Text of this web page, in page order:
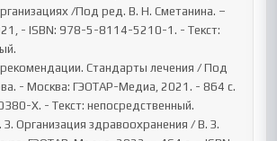
/Под ред. В. Н. Сметанина. –
- ISBN: 978-5-8114-5210-1. - Текст:
рекомендации. Стандарты лечения / Под
- Москва: ГЭОТАР-Медиа, 2021. - 864 с.
X. - Текст: непосредственный.
З. Организация здравоохранения / В. З.